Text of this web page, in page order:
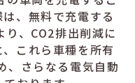
、無料で充電する
り、CO2排出削減に
これら車種を所有
、さらなる電気自動